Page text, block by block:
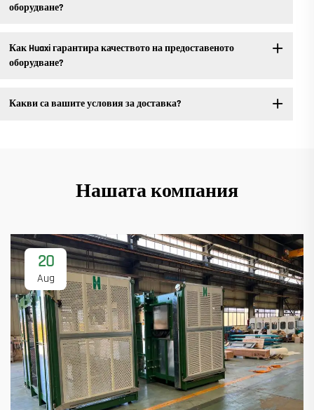
оборудване?
Как Huaxi гарантира качеството на предоставеното
оборудване?
Какви са вашите условия за доставка?
Нашата компания
20
Aug